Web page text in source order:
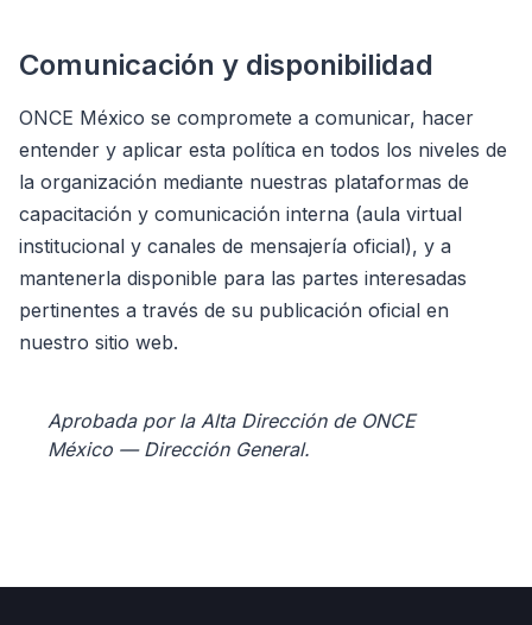
Comunicación y disponibilidad
ONCE México se compromete a comunicar, hacer
entender y aplicar esta política en todos los niveles de
la organización mediante nuestras plataformas de
capacitación y comunicación interna (aula virtual
institucional y canales de mensajería oficial), y a
mantenerla disponible para las partes interesadas
pertinentes a través de su publicación oficial en
nuestro sitio web.
Aprobada por la Alta Dirección de ONCE
México — Dirección General.